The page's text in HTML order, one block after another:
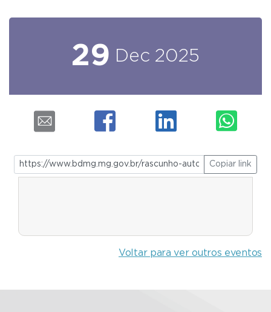
29 Dec 2025
Copiar link
Voltar para ver outros eventos